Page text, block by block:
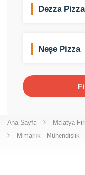
Dezza Pizza
Neşe Pizza
Ana Sayfa
Malatya
Mimarlık - Mühendislik